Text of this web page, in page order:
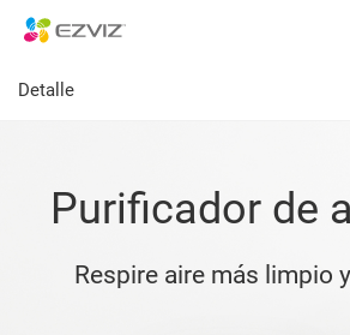
Detalle
Purificador de
Respire aire más limpio